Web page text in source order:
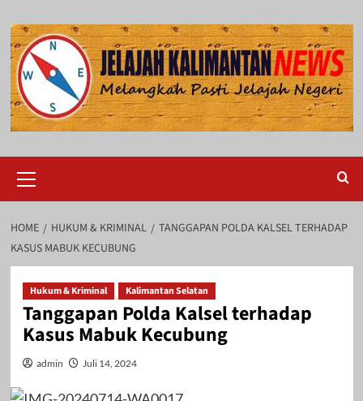
to
content
Menu
HOME HUKUM & KRIMINAL
TANGGAPAN POLDA KALSEL TERHADAP
KASUS MABUK KECUBUNG
Hukum & Kriminal Kalimantan Selatan
Tanggapan Polda Kalsel terhadap
Kasus Mabuk Kecubung
admin Juli 14, 2024